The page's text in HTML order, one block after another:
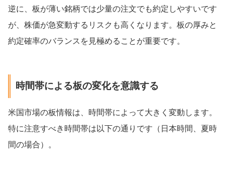
逆に、板が薄い銘柄では少量の注文でも約定しやすいです
が、株価が急変動するリスクも高くなります。板の厚みと
約定確率のバランスを見極めることが重要です。
時間帯による板の変化を意識する
米国市場の板情報は、時間帯によって大きく変動します。
特に注意すべき時間帯は以下の通りです（日本時間、夏時
間の場合）。